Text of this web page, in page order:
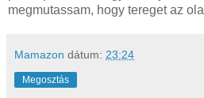
megmutassam, hogy tereget az
Mamazon dátum: 23:24
Megosztás